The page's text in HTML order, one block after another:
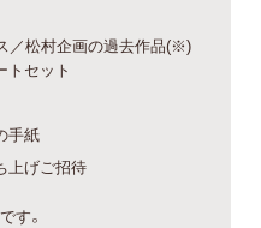
／松村企画の過去作品(※)
トセット
手紙
上げご招待
す。